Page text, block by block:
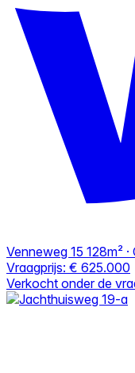
Venneweg 15 128m²
Vraagprijs: € 625.000
Verkocht onder de